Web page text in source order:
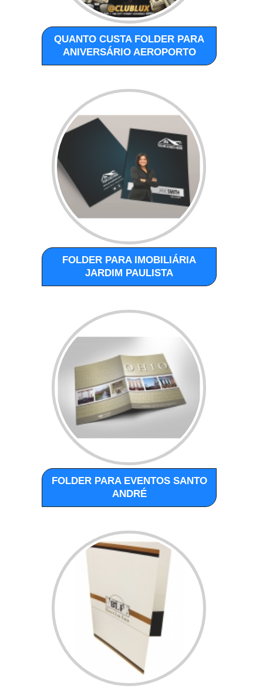
QUANTO CUSTA FOLDER PARA
ANIVERSÁRIO AEROPORTO
FOLDER PARA IMOBILIÁRIA
JARDIM PAULISTA
FOLDER PARA EVENTOS SANTO
ANDRÉ